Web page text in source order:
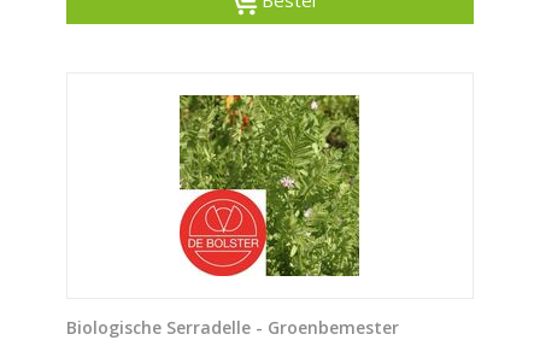
Biologische Serradelle - Groenbemester